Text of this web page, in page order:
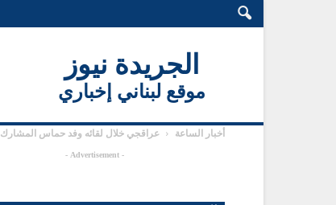
الجريدة نيوز
موقع لبناني إخباري
أخبار الساعة عراقجي خلال لقائه وفد حماس
- Advertisement -